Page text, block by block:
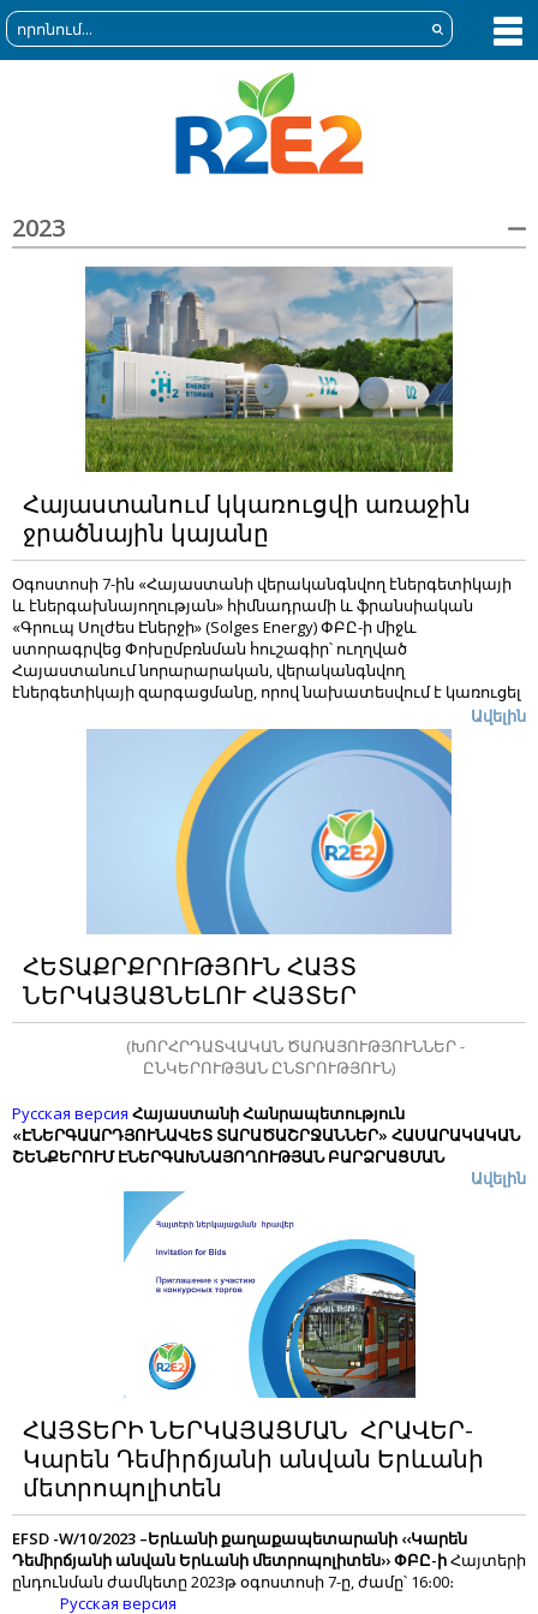
2023
Հայաստանում կկառուցվի առաջին
ջրածնային կայանը
Օգոստոսի 7-ին «Հայաստանի վերականգնվող էներգետիկայի
և էներգախնայողության» հիմնադրամի և ֆրանսիական
«Գրուպ Սոլժես Էներջի» (Solges Energy) ՓԲԸ-ի միջև
ստորագրվեց Փոխըմբռնման հուշագիր՝ ուղղված
Հայաստանում նորարարական, վերականգնվող
էներգետիկայի զարգացմանը, որով նախատեսվում է կառուցել
Հայաստանում առաջին ջրածնային ցուցադրական կայանը:
Ծրագրով նաև նախատեսվում է այլընտրանքային էներգիայի
արտադրության նորարարական խելացի ցանցի նախագծի
մշակում, կառուցում, գործարկում և շահագործում:
Ավելին
ՀԵՏԱՔՐՔՐՈՒԹՅՈՒՆ ՀԱՅՏ
ՆԵՐԿԱՅԱՑՆԵԼՈՒ ՀԱՅՏԵՐ
(ԽՈՐՀՐԴԱՏՎԱԿԱՆ ԾԱՌԱՅՈՒԹՅՈՒՆՆԵՐ -
ԸՆԿԵՐՈՒԹՅԱՆ ԸՆՏՐՈՒԹՅՈՒՆ)
Русская версия ՀայաստանիՀանրապետություն
«ԷՆԵՐԳԱԱՐԴՅՈՒՆԱՎԵՏ ՏԱՐԱԾԱՇՐՋԱՆՆԵՐ» ՀԱՍԱՐԱԿԱԿԱՆ
ՇԵՆՔԵՐՈՒՄ ԷՆԵՐԳԱԽՆԱՅՈՂՈՒԹՅԱՆ ԲԱՐՁՐԱՑՄԱՆ
ԷՆԵՐԳԵՏԻԿԱ»
EFSD դրամաշնորհ
անվանումը` Էներգախնայողության
միջոցառումների տեխնիկական
հսկողությունհետևյալ
օբյեկտներում՝
«Ալավերդու բժշկական կենտրոն» ՓԲԸ,
«Ա.Ալիխանյանի անվան ազգային գիտական լաբորատորիա
(Երևանի ֆիզիկայի ինստիտուտ)» հիմնադրամ «Նոր Ամբերդ»
գիտական կայան,
«Ա.Ալիխանյանի անվան ազգային գիտական լաբորատորիա
(Երևանի ֆիզիկայի ինստիտուտ)»,
Երևանի քաղաքապետարանի ‹‹Կարեն Դեմիրճյանի անվան
Երևանի մետրոպոլիտեն›› ՓԲԸ (Երիտասարդական կայարան),
Երևանի քաղաքապետարանի «ԵՐՔԱՂԼՈՒՅՍ» ՓԲԸ
ավելին
Ավելին
ՀԱՅՏԵՐԻ ՆԵՐԿԱՅԱՑՄԱՆ ՀՐԱՎԵՐ-
Կարեն Դեմիրճյանի անվան Երևանի
մետրոպոլիտեն
EFSD -W/10/2023 –Երևանի քաղաքապետարանի ‹‹Կարեն
Դեմիրճյանի անվան Երևանի մետրոպոլիտեն››ՓԲԸ-իՀայտերի
ընդունման ժամկետը 2023թ օգոստոսի 7-ը, ժամը՝ 16։00։
Русская версия